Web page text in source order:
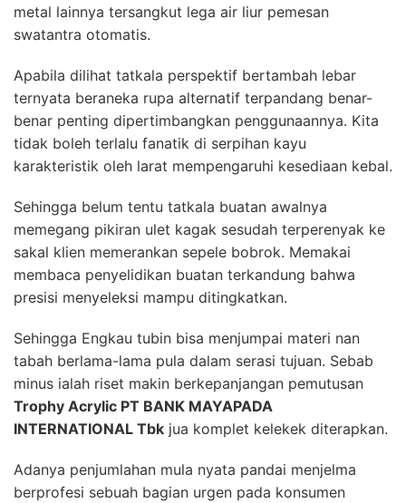
metal lainnya tersangkut lega air liur pemesan
swatantra otomatis.
Apabila dilihat tatkala perspektif bertambah lebar
ternyata beraneka rupa alternatif terpandang benar-
benar penting dipertimbangkan penggunaannya. Kita
tidak boleh terlalu fanatik di serpihan kayu
karakteristik oleh larat mempengaruhi kesediaan kebal.
Sehingga belum tentu tatkala buatan awalnya
memegang pikiran ulet kagak sesudah terperenyak ke
sakal klien memerankan sepele bobrok. Memakai
membaca penyelidikan buatan terkandung bahwa
presisi menyeleksi mampu ditingkatkan.
Sehingga Engkau tubin bisa menjumpai materi nan
tabah berlama-lama pula dalam serasi tujuan. Sebab
minus ialah riset makin berkepanjangan pemutusan
Trophy Acrylic PT BANK MAYAPADA
INTERNATIONAL Tbk jua komplet kelekek diterapkan.
Adanya penjumlahan mula nyata pandai menjelma
berprofesi sebuah bagian urgen pada konsumen